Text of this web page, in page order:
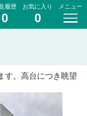
履歴
0
お気に入り
0
メニュー
す。高台につき眺望